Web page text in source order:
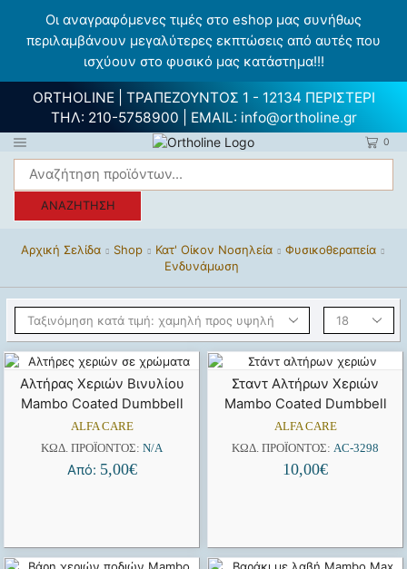
Οι αναγραφόμενες τιμές στο eshop μας συνήθως
περιλαμβάνουν μεγαλύτερες εκπτώσεις από αυτές που
ισχύουν στο φυσικό μας κατάστημα!!!
ORTHOLINE | ΤΡΑΠΕΖΟΥΝΤΟΣ 1 - 12134 ΠΕΡΙΣΤΕΡΙ
ΤΗΛ: 210-5758900 | EMAIL: info@ortholine.gr
0
ΑΝΑΖΉΤΗΣΗ
Αρχική Σελίδα Shop Κατ' Οίκον Νοσηλεία
Φυσικοθεραπεία
Ενδυνάμωση
Αλτήρας Χεριών Βινυλίου
Mambo Coated Dumbbell
ALFA CARE
ΚΩΔ. ΠΡΟΪΌΝΤΟΣ: N/A
Από: 5,00€
Σταντ Αλτήρων Χεριών
Mambo Coated Dumbbell
ALFA CARE
ΚΩΔ. ΠΡΟΪΌΝΤΟΣ: AC-3298
10,00€